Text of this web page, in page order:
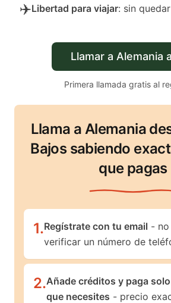
✈️Libertad para viajar: sin
Llamar a Alemania
Primera llamada gratis al
Llama a Alemania
Bajos sabiendo
que pagas
1.Regístrate con tu email -
verificar un número de
2.Añade créditos y paga
que necesites - precio